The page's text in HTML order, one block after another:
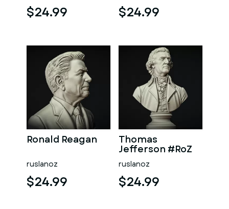
$24.99 $24.99
Ronald Reagan
ruslanoz
$24.99
Thomas
Jefferson #RoZ
ruslanoz
$24.99